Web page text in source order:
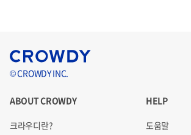
© CROWDY INC.
ABOUT CROWDY
크라우디란?
HELP
도움말